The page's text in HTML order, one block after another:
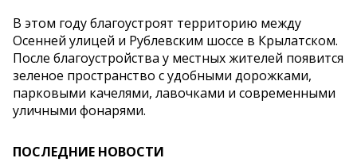
В этом году благоустроят территорию между
Осенней улицей и Рублевским шоссе в Крылатском.
После благоустройства у местных жителей появится
зеленое пространство с удобными дорожками,
парковыми качелями, лавочками и современными
уличными фонарями.
ПОСЛЕДНИЕ НОВОСТИ